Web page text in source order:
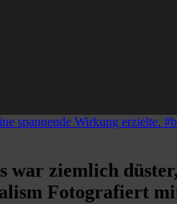
ziemlich
Fotografiert